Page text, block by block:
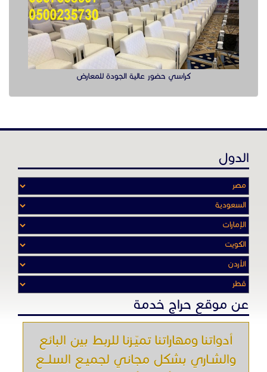
الدول
عن موقع حراج خدمة
أدواتنا ومهاراتنا تميّـزنا للربط بين البائع
والشـاري بشكل مجاني لجميـع السلــع
والخـدمـات أينمـــا أرادوا وحيثـمـا كانـوا
تصفح في الموقع
الرئيسية
شروط الاستخدام
اتصل بنا